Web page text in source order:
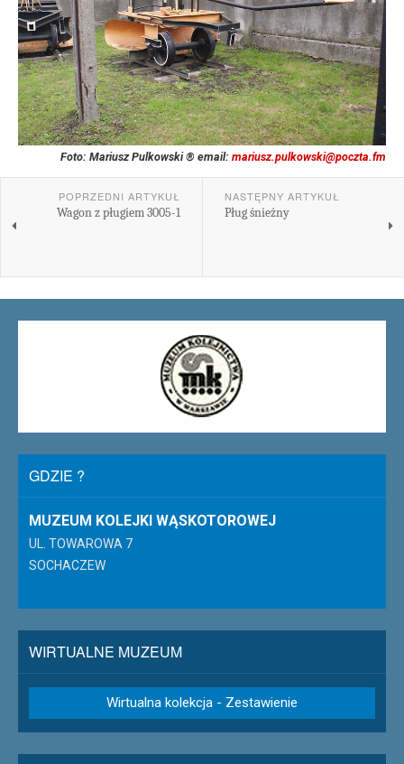
Foto: Mariusz Pulkowski ® email: mariusz.pulkowski@poczta.fm
POPRZEDNI ARTYKUŁ
Wagon z pługiem 3005-1
NASTĘPNY ARTYKUŁ
Pług śnieżny
GDZIE ?
MUZEUM KOLEJKI WĄSKOTOROWEJ
UL. TOWAROWA 7
SOCHACZEW
WIRTUALNE MUZEUM
Wirtualna kolekcja - Zestawienie